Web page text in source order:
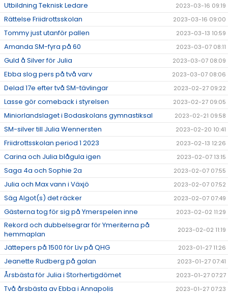
Utbildning Teknisk Ledare 2023-03-16 09:19
Rättelse Friidrottsskolan 2023-03-16 09:00
Tommy just utanför pallen 2023-03-13 10:59
Amanda SM-fyra på 60 2023-03-07 08:11
Guld å Silver för Julia 2023-03-07 08:09
Ebba slog pers på två varv 2023-03-07 08:06
Delad 17e efter två SM-tävlingar 2023-02-27 09:22
Lasse gör comeback i styrelsen 2023-02-27 09:05
Miniorlandslaget i Bodaskolans gymnastiksal 2023-02-21 09:58
SM-silver till Julia Wennersten 2023-02-20 10:41
Friidrottsskolan period 1 2023 2023-02-13 12:26
Carina och Julia blågula igen 2023-02-07 13:15
Saga 4a och Sophie 2a 2023-02-07 07:55
Julia och Max vann i Växjö 2023-02-07 07:52
Säg Algot(s) det räcker 2023-02-07 07:49
Gästerna tog för sig på Ymerspelen inne 2023-02-02 11:29
Rekord och dubbelsegrar för Ymeriterna på
hemmaplan
2023-02-02 11:19
Jättepers på 1500 för Liv på QHG 2023-01-27 11:26
Jeanette Rudberg på galan 2023-01-27 07:41
Årsbästa för Julia i Storhertigdömet 2023-01-27 07:27
Två årsbästa av Ebba i Annapolis 2023-01-27 07:23